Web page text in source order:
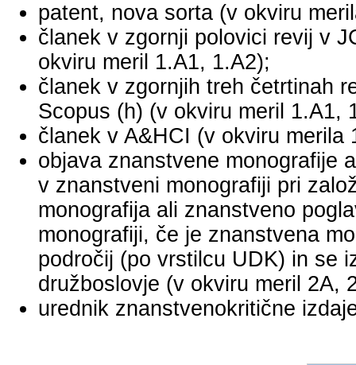
patent, nova sorta (v okviru
članek v zgornji polovici revij v
okviru meril 1.A1, 1.A2);
članek v zgornjih treh četrtinah
Scopus (h) (v okviru meril 1.A1,
članek v A&HCI (v okviru merila
objava znanstvene monografije
v znanstveni monografiji pri
monografija ali znanstveno
monografiji, če je znanstvena
področij (po vrstilcu UDK) in se
družboslovje (v okviru meril 2A,
urednik znanstvenokritične